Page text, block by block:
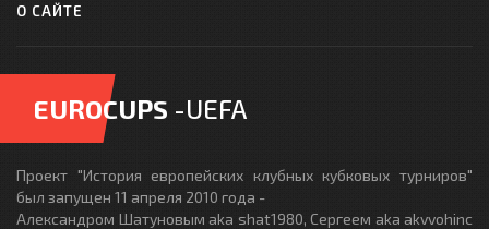
О САЙТЕ
EUROCUPS -UEFA
Проект "История европейских клубных кубковых турниров"
был запущен 11 апреля 2010 года -
Александром Шатуновым aka shat1980, Сергеем aka akvvohinc